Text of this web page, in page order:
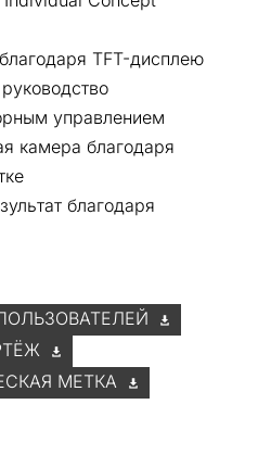
TFT-дисплею
управлением
камера благодаря
благодаря
МЕТКА